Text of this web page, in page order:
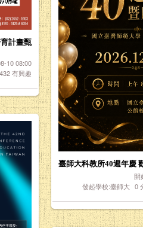
計畫甄
10 08:00
432有興趣
臺師大科教所40週年慶
開
發起學校:臺師大 0